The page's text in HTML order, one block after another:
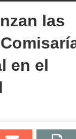
las
en el